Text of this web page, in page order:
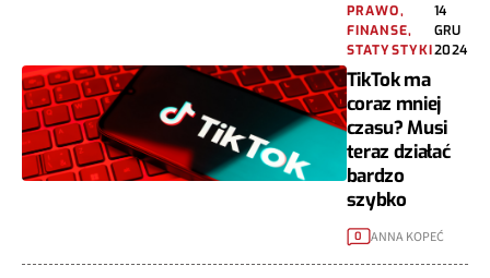
PRAWO,
FINANSE,
STATYSTYKI
14
GRU
2024
TikTok ma
coraz mniej
czasu? Musi
teraz działać
bardzo
szybko
0 ANNA KOPEĆ